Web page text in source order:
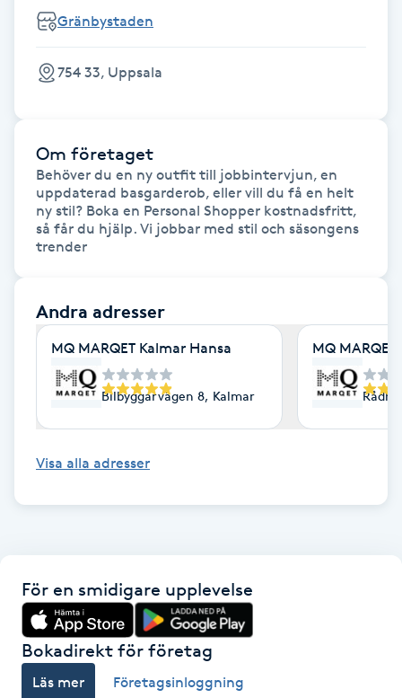
Fotsvamp
Fotvård
Fransborttagning
Fransfärgning
Fransk manikyr
Fransrengöring
Gränbystaden
754 33, Uppsala
Om företaget
Behöver du en ny outfit till jobbintervjun, en
uppdaterad basgarderob, eller vill du få en helt
ny stil? Boka en Personal Shopper kostnadsfritt,
så får du hjälp. Vi jobbar med stil och säsongens
trender
Andra adresser
MQ MARQET Kalmar Hansa
Bilbyggarvägen 8, Kalmar
MQ
Visa alla adresser
För en smidigare upplevelse
Bokadirekt för företag
Läs mer Företagsinloggning